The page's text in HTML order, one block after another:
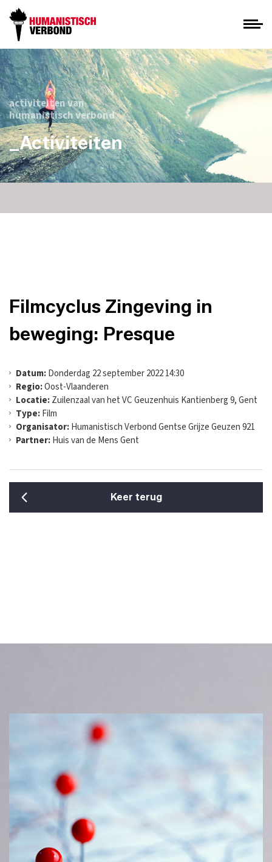
activiteiten van
humanistisch verbond
_Activiteiten
Filmcyclus Zingeving in
beweging: Presque
Datum:Donderdag 22 september 2022 14:30
Regio:Oost-Vlaanderen
Locatie:Zuilenzaal van het VC Geuzenhuis Kantienberg 9, Gent
Type:Film
Organisator:Humanistisch Verbond Gentse Grijze Geuzen 921
Partner:Huis van de Mens Gent
Keer terug